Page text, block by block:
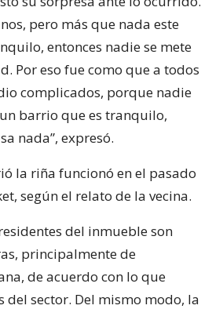
pero más que nada este
entonces nadie se mete
Por eso fue como que a todos
complicados, porque nadie
barrio que es tranquilo,
nada”, expresó.
la riña funcionó en el pasado
según el relato de la vecina.
del inmueble son
principalmente de
de acuerdo con lo que
del sector. Del mismo modo, la